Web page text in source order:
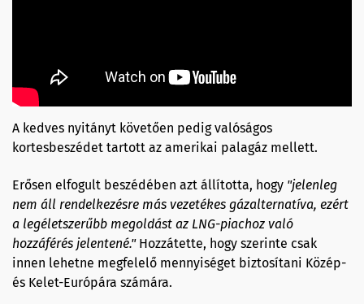
A kedves nyitányt követően pedig valóságos
kortesbeszédet tartott az amerikai palagáz mellett.
Erősen elfogult beszédében azt állította, hogy "jelenleg
nem áll rendelkezésre más vezetékes gázalternatíva, ezért
a legéletszerűbb megoldást az LNG-piachoz való
hozzáférés jelentené." Hozzátette, hogy szerinte csak
innen lehetne megfelelő mennyiséget biztosítani Közép-
és Kelet-Európára számára.